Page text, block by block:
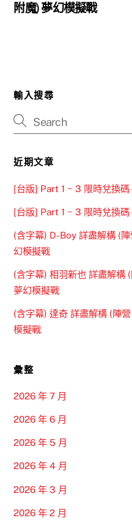
附魔) 夢幻模擬戰
輸入搜尋
近期文章
[台版] Part 1 ~ 3 限時兌換碼
[台版] Part 1 ~ 3 限時兌換碼
(含字幕) D-Boy 詳盡解構 (
幻模擬戰
(含字幕) 相羽新也 詳盡解構
夢幻模擬戰
(含字幕) 達奇 詳盡解構 (陣
模擬戰
彙整
2026 年 7 月
2026 年 6 月
2026 年 5 月
2026 年 4 月
2026 年 3 月
2026 年 2 月